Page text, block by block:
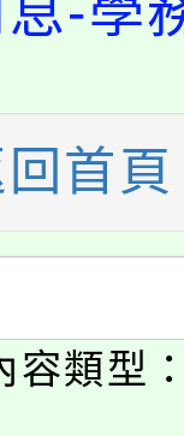
選結果(
學推廣
導中心
、社會
加。
音徵
動海報
度學生
觀特色
畫」
部表揚
獎」
年度第
選結果(
知識
首頁
容類型